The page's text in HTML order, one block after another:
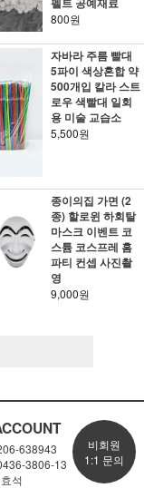
800원
자바라 주름 빨대
5파이 색상혼합 약
500개입 칼라 스트
로우 색빨대 일회
용 미술 교습소
5,500원
종이의집 가면 (2
종) 할로윈 하회탈
마스크 이벤트 코
스튬 코스프레 홈
파티 컨셉 사진촬
영
9,000원
638943
3806-13
석
비회원
1:1 문의